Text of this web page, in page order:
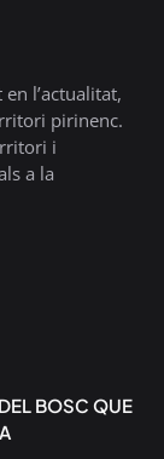
l’actualitat,
pirinenc.
i
a la
BOSC QUE